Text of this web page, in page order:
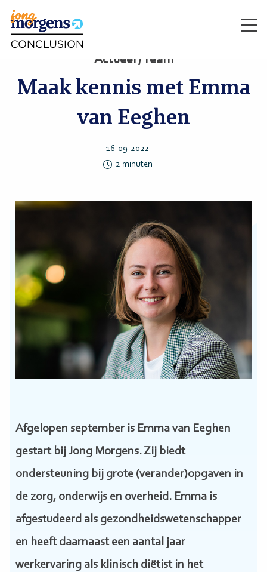
Actueel / Team
Maak kennis met Emma
van Eeghen
16-09-2022
2 minuten
Afgelopen september is Emma van Eeghen
gestart bij Jong Morgens. Zij biedt
ondersteuning bij grote (verander)opgaven in
de zorg, onderwijs en overheid. Emma is
afgestudeerd als gezondheidswetenschapper
en heeft daarnaast een aantal jaar
werkervaring als klinisch diëtist in het